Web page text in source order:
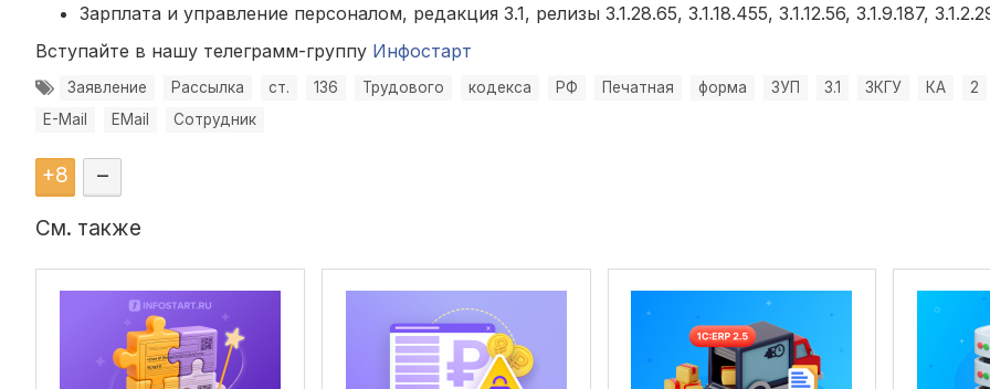
Зарплата и управление персоналом, редакция 3.1, релизы 3.1.28.65, 3.1.18.455, 3.1.12.56, 3.1.9.187,
Вступайте в нашу телеграмм-группу Инфостарт
Заявление Рассылка ст. 136 Трудового кодекса РФ Печатная форма ЗУП 3.1 ЗКГУ КА
2
E-Mail
EMail Сотрудник
+8 –
См. также